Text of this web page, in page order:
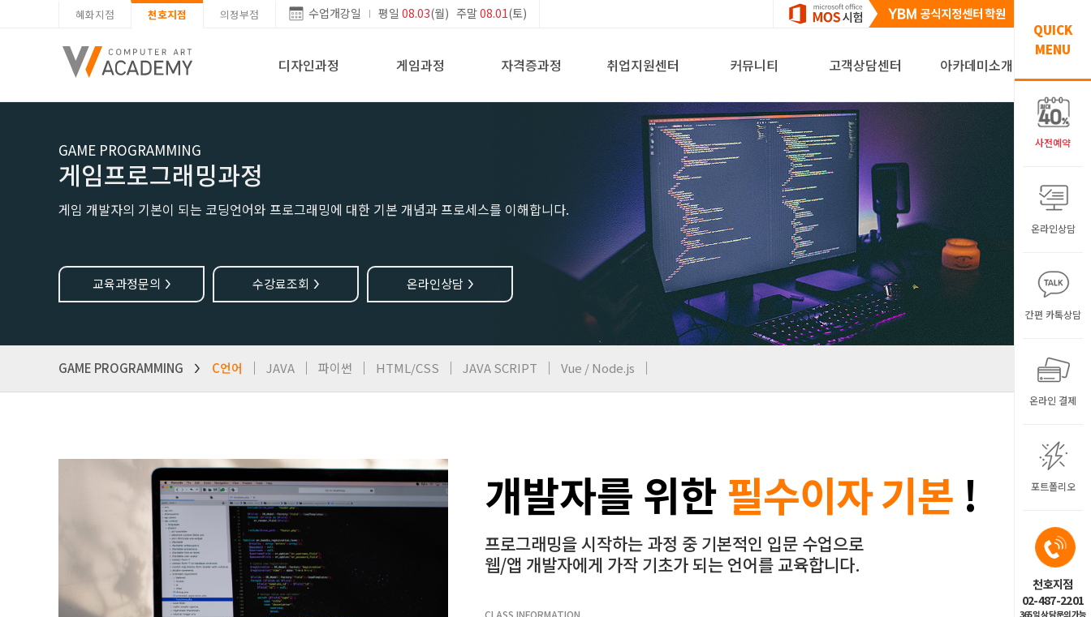
혜화지점 천호지점 의정부점 수업개강일 평일 08.03(월) 주말08.01(토)
디자인과정 게임과정 자격증과정 취업지원센터 커뮤니티 고객상담센터 아카데미소개
QUICK
MENU
사전예약
온라인상담
간편 카톡상담
온라인 결제
포트폴리오
천호지점
02-487-2201
365일 상담문의가능
GAME PROGRAMMING
게임프로그래밍과정
게임 개발자의 기본이 되는 코딩언어와 프로그래밍에 대한 기본 개념과 프로세스를 이해합니다.
교육과정문의 > 수강료조회 > 온라인상담 >
GAME PROGRAMMING > C언어 JAVA 파이썬 HTML/CSS JAVA SCRIPT Vue / Node.js
개발자를 위한 필수이자 기본 !
프로그래밍을 시작하는 과정 중 기본적인 입문 수업으로
웹/앱 개발자에게 가작 기초가 되는 언어를 교육합니다.
CLASS INFORMATION